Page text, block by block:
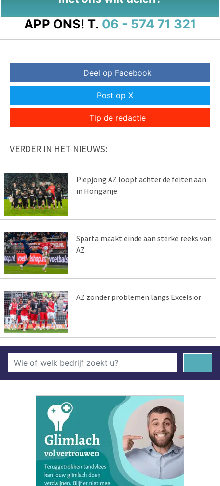
APP ONS! T. 06 - 574 71 321
Deel op Facebook
Post op X
Tip de redactie
VERDER IN HET NIEUWS:
Piepjong AZ loopt achter de feiten aan
in Hongarije
Sparta maakt einde aan sterke reeks van
AZ
AZ zonder problemen langs Excelsior